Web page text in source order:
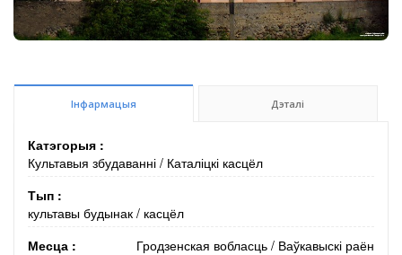
Інфармацыя Дэталі
Катэгорыя :
Культавыя збудаванні / Каталіцкі касцёл
Тып :
культавы будынак / касцёл
Месца :
Гродзенская вобласць / Ваўкавыскі раён